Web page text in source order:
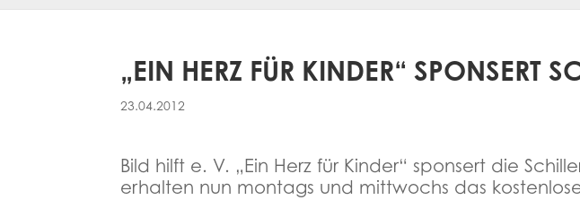
„EIN HERZ FÜR KINDER“ SPONSERT
23.04.2012
Bild hilft e. V. „Ein Herz für Kinder“ sponsert die
erhalten nun montags und mittwochs das